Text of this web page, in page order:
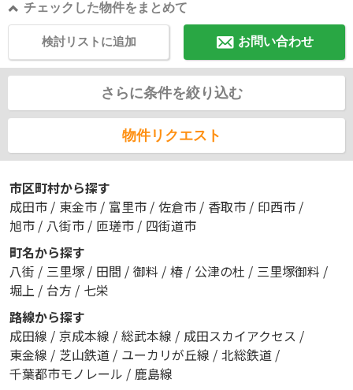
チェックした物件をまとめて
お問い合わせ
検討リストに追加
さらに条件を絞り込む
物件リクエスト
市区町村から探す
成田市 / 東金市 / 富里市 / 佐倉市 / 香取市 / 印西市 /
旭市 / 八街市 / 匝瑳市 / 四街道市
町名から探す
八街 / 三里塚 / 田間 / 御料 / 椿 / 公津の杜 / 三里塚御料 /
堀上 / 台方 / 七栄
路線から探す
成田線 / 京成本線 / 総武本線 / 成田スカイアクセス /
東金線 / 芝山鉄道 / ユーカリが丘線 / 北総鉄道 /
千葉都市モノレール / 鹿島線